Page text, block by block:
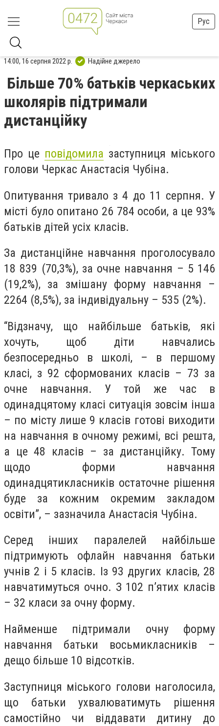
Рус
14:00, 16 серпня 2022 р. Надійне джерело
Більше 70% батьків черкаських
школярів підтримали
дистанційку
Про це повідомила заступниця міського
голови Черкас Анастасія Чубіна.
Опитування тривало з 4 до 11 серпня. У
місті було опитано 26 784 особи, а це 93%
батьків дітей усіх класів.
За дистанційне навчання проголосувало
18 839 (70,3%), за очне навчання – 5 146
(19,2%), за змішану форму навчання –
2264 (8,5%), за індивідуальну – 535 (2%).
“Відзначу, що найбільше батьків, які
хочуть, щоб діти навчались
безпосередньо в школі, – в першому
класі, з 92 сформованих класів – 73 за
очне навчання. У той же час в
одинадцятому класі ситуація зовсім інша
– по місту лише 9 класів готові виходити
на навчання в очному режимі, всі решта,
а це 48 класів – за дистанційку. Тому
щодо форми навчання
одинадцятикласників остаточне рішення
буде за кожним окремим закладом
освіти”, – зазначила Анастасія Чубіна.
Серед інших паралелей найбільше
підтримують офлайн навчання батьки
учнів 2 і 5 класів. Із 93 других класів, 28
навчатимуться очно. З 102 п’ятих класів
– 32 класи за очну форму.
Найменше підтримали очну форму
навчання батьки восьмикласників –
дещо більше 10 відсотків.
Заступниця міського голови наголосила,
що батьки ухвалюватимуть рішення
самостійно чи віддавати дитину до